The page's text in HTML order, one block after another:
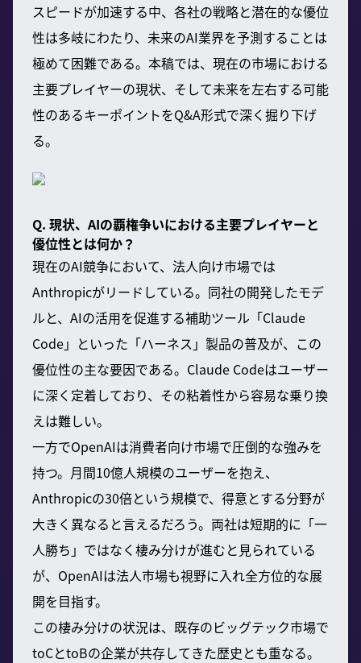
スピードが加速する中、各社の戦略と潜在的な優位
性は多岐にわたり、未来のAI業界を予測することは
極めて困難である。本稿では、現在の市場における
主要プレイヤーの現状、そして未来を左右する可能
性のあるキーポイントをQ&A形式で深く掘り下げ
る。
Q. 現状、AIの覇権争いにおける主要プレイヤーと
優位性とは何か？
現在のAI競争において、法人向け市場では
Anthropicがリードしている。同社の開発したモデ
ルと、AIの活用を促進する補助ツール「Claude
Code」といった「ハーネス」製品の普及が、この
優位性の主な要因である。Claude Codeはユーザー
に深く定着しており、その粘着性から容易な乗り換
えは難しい。
一方でOpenAIは消費者向け市場で圧倒的な強みを
持つ。月間10億人規模のユーザーを抱え、
Anthropicの30倍という規模で、得意とする分野が
大きく異なると言えるだろう。両社は短期的に「一
人勝ち」ではなく棲み分けが進むと見られている
が、OpenAIは法人市場も視野に入れ全方位的な展
開を目指す。
この棲み分けの状況は、既存のビッグテック市場で
toCとtoBの企業が共存してきた歴史とも重なる。